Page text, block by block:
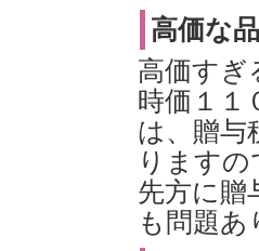
高価な
高価すぎ
時価１１
は、贈与
ります
先方に贈
も問題